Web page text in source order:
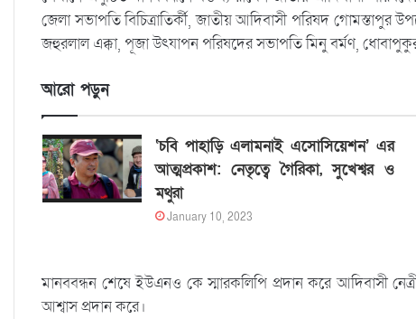
জেলা সভাপতি বিচিত্রাতির্কী, জাতীয় আদিবাসী পরিষদ গোমস্তাপুর
জহুরলাল এক্কা, পূজা উৎযাপন পরিষদের সভাপতি মিনু বর্মণ,
আরো পড়ুন
‘চবি পাহাড়ি এলামনাই এসোসিয়েশন’ এর
আত্মপ্রকাশ: নেতৃত্বে গৈরিকা, সুখেশ্বর ও
মথুরা
January 10, 2023
মানববন্ধন শেষে ইউএনও কে স্মারকলিপি প্রদান করে আদিবাসী
আশ্বাস প্রদান করে।